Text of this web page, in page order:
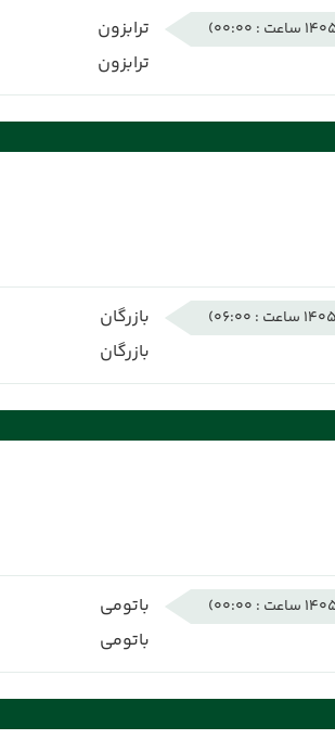
ترابزون
ترابزون
بازرگان
بازرگان
باتومی
باتومی